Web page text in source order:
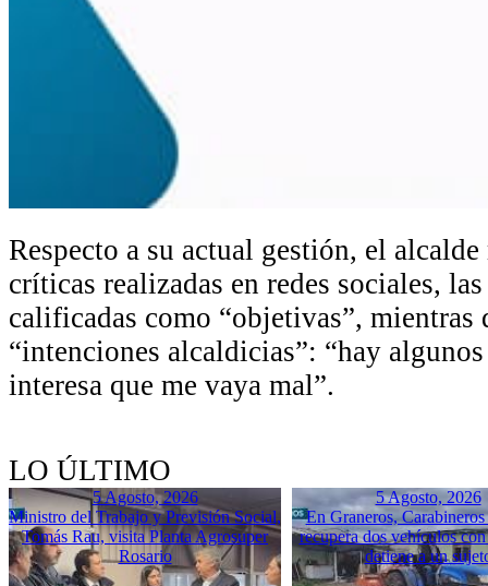
Respecto a su actual gestión, el
críticas realizadas en redes sociales,
calificadas como “objetivas”, mientras
“intenciones alcaldicias”: “hay
interesa que me vaya mal”.
LO ÚLTIMO
5 Agosto, 2026
Ministro del Trabajo y Previsión Social,
Tomás Rau, visita Planta Agrosuper
Rosario
5 Agosto, 2026
En Graneros,
recupera dos vehículos
detiene a un